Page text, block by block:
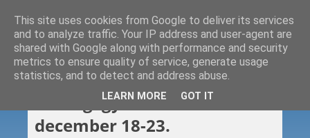
2022. 12. 23.
Hétvégi gyors – 2022.
december 18-23.
This site uses cookies from Google to deliver its services
and to analyze traffic. Your IP address and user-agent are
shared with Google along with performance and security
metrics to ensure quality of service, generate usage
statistics, and to detect and address abuse.
LEARN MORE GOT IT